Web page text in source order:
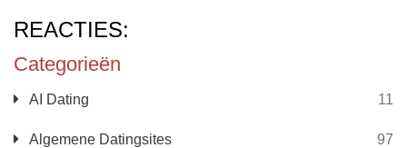
Categorieën
AI Dating 11
Algemene Datingsites 97
REACTIES: